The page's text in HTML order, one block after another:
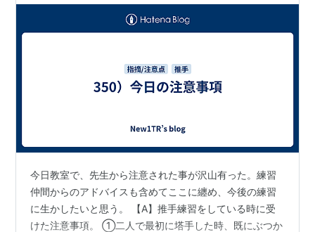
今日教室で、先生から注意された事が沢山有った。練習
仲間からのアドバイスも含めてここに纏め、今後の練習
に生かしたいと思う。 【A】推手練習をしている時に受
けた注意事項。 ①二人で最初に塔手した時、既にぶつか